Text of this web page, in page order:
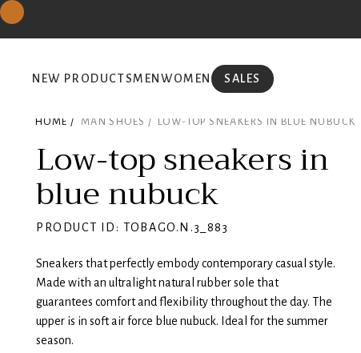
NEW PRODUCTSMENWOMEN SALES
HOME / MAN SHOES / LOW-TOP SNEAKERS IN BLUE NUBUCK
Low-top sneakers in
blue nubuck
PRODUCT ID: TOBAGO.N.3_883
Sneakers that perfectly embody contemporary casual style.
Made with an ultralight natural rubber sole that
guarantees comfort and flexibility throughout the day. The
upper is in soft air force blue nubuck. Ideal for the summer
season.